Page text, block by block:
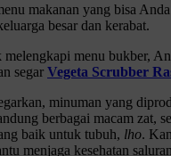
makanan yang bisa
besar dan kerabat.
menu bukber,
segar Vegeta Scrubber
minuman yang
berbagai macam zat,
baik untuk tubuh, lho.
menjaga kesehatan